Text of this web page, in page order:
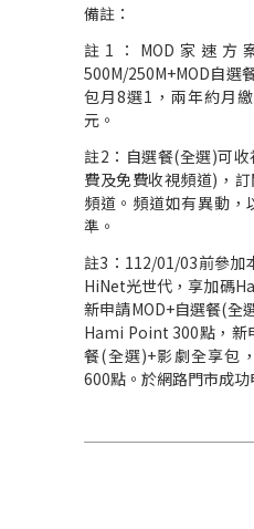
備註：
註1：MOD家速方
500M/250M+MOD自選
包月8選1，兩年約月
元。
註2：自選餐(全選)可
費及免費收視頻道)，
頻道。頻道如有異動，
準。
註3：112/01/03前參加
HiNet光世代，享加碼
新申請MOD+自選餐(全
Hami Point 300點，新
餐(全選)+影劇全享包
600點。於網路門市成功